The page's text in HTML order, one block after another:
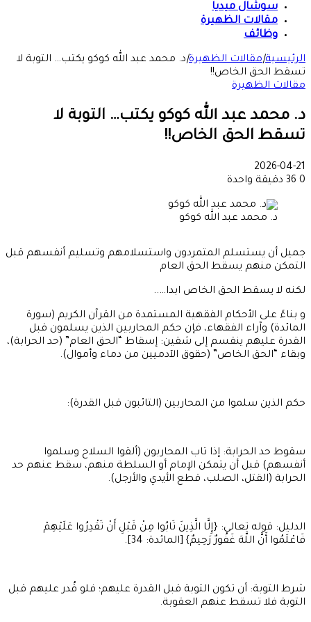
سوشال ميديا
مقالات الظهيرة
وظائف
الرئيسية|مقالات الظهيرة|د. محمد عبد الله كوكو يكتب… التوبة لا
تسقط الحق الخاص!!
مقالات الظهيرة
د. محمد عبد الله كوكو يكتب… التوبة لا
تسقط الحق الخاص!!
2026-04-21
0
دقيقة واحدة
د. محمد عبد الله كوكو
جميل أن يستسلم المتمردون واستسلامهم وتسليم أنفسهم قبل
التمكن منهم يسقط الحق العام
لكنه لا يسقط الحق الخاص ابدا…..
و بناءً على الأحكام الفقهية المستمدة من القرآن الكريم (سورة
المائدة) وآراء الفقهاء، فإن حكم المحاربين الذين يسلمون قبل
القدرة عليهم ينقسم إلى شقين: إسقاط “الحق العام” (حد الحرابة)،
وبقاء “الحق الخاص” (حقوق الآدميين من دماء وأموال).
حكم الذين سلموا من المحاربين (التائبون قبل القدرة):
سقوط حد الحرابة: إذا تاب المحاربون (ألقوا السلاح وسلموا
أنفسهم) قبل أن يتمكن الإمام أو السلطة منهم، سقط عنهم حد
الحرابة (القتل، الصلب، قطع الأيدي والأرجل).
الدليل: قوله تعالى: {إِلَّا الَّذِينَ تَابُوا مِنْ قَبْلِ أَنْ تَقْدِرُوا عَلَيْهِمْ
فَاعْلَمُوا أَنَّ اللَّهَ غَفُورٌ رَحِيمٌ} [المائدة: 34].
شرط التوبة: أن تكون التوبة قبل القدرة عليهم؛ فلو قُدر عليهم قبل
التوبة فلا تسقط عنهم العقوبة.